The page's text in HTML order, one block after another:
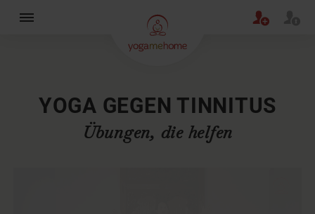
YOGA GEGEN TINNITUS
Übungen, die helfen